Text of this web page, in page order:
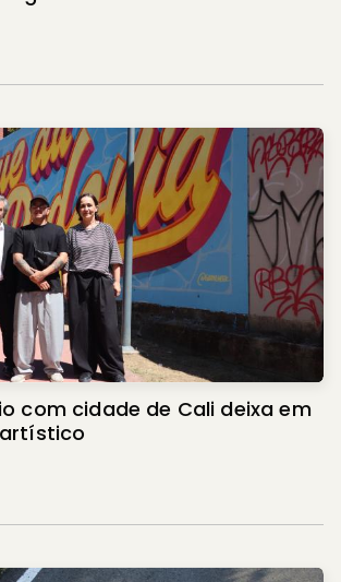
cidade de Cali deixa em